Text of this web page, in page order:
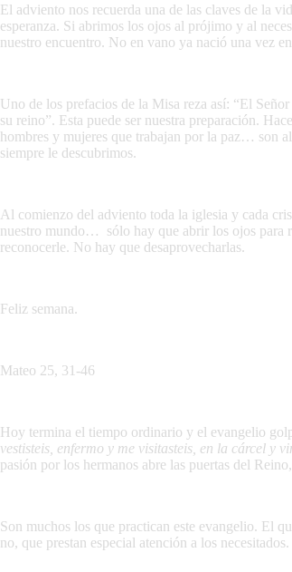
El adviento nos recuerda una de las claves de la
esperanza. Si abrimos los ojos al prójimo y al
nuestro encuentro. No en vano ya nació una vez
Uno de los prefacios de la Misa reza así: “El
su reino”. Esta puede ser nuestra preparación.
hombres y mujeres que trabajan por la paz… son
siempre le descubrimos.
Al comienzo del adviento toda la iglesia y cada
nuestro mundo… sólo hay que abrir los ojos para
reconocerle. No hay que desaprovecharlas.
Feliz semana.
Mateo 25, 31-46
Hoy termina el tiempo ordinario y el evangelio
vestisteis, enfermo y me visitasteis, en la cárcel y
pasión por los hermanos abre las puertas del
Son muchos los que practican este evangelio. El
no, que prestan especial atención a los